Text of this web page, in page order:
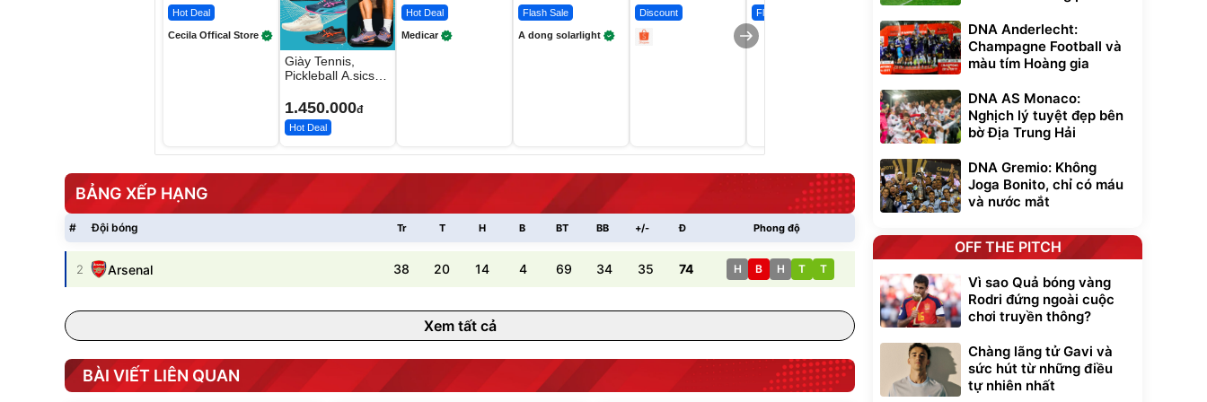
Hot Deal
Cecila Offical Store
Giày Tennis,
Pickleball A.sics
Các Phối Màu
1.450.000đ
Hot Deal
Hot Deal
Medicar
Flash Sale
A dong solarlight
Discount Flash Sale
Lót ghế ôtô, nâng
lưng chống nóng
giúp thoải mái
trong di chuyển
295.000đ
Đã bán nhiều
BẢNG XẾP HẠNG
# Đội bóng Tr T H B BT BB +/- Đ Phong độ
2 Arsenal 38 20 14 4 69 34 35 74 H B H T T
Xem tất cả
BÀI VIẾT LIÊN QUAN
DNA Anderlecht:
Champagne Football và
màu tím Hoàng gia
DNA AS Monaco:
Nghịch lý tuyệt đẹp bên
bờ Địa Trung Hải
DNA Gremio: Không
Joga Bonito, chỉ có máu
và nước mắt
OFF THE PITCH
Vì sao Quả bóng vàng
Rodri đứng ngoài cuộc
chơi truyền thông?
Chàng lãng tử Gavi và
sức hút từ những điều
tự nhiên nhất